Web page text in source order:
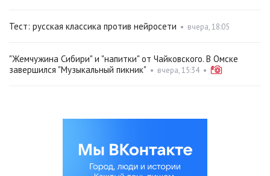
Тест: русская классика против нейросети • вчера, 18:05
"Жемчужина Сибири" и "напитки" от Чайковского. В Омске
завершился "Музыкальный пикник" • вчера, 15:34•